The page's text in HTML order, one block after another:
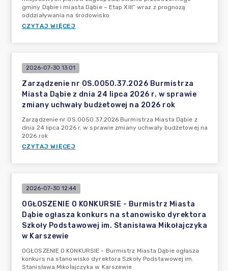
gminy Dąbie i miasta Dąbie – Etap XIII” wraz z prognozą
oddziaływania na środowisko
CZYTAJ WIĘCEJ
2026-07-30 13:01
Zarządzenie nr OS.0050.37.2026 Burmistrza
Miasta Dąbie z dnia 24 lipca 2026 r. w sprawie
zmiany uchwały budżetowej na 2026 rok
Zarządzenie nr OS.0050.37.2026 Burmistrza Miasta Dąbie z
dnia 24 lipca 2026 r. w sprawie zmiany uchwały budżetowej na
2026 rok
CZYTAJ WIĘCEJ
2026-07-30 12:44
OGŁOSZENIE O KONKURSIE - Burmistrz Miasta
Dąbie ogłasza konkurs na stanowisko dyrektora
Szkoły Podstawowej im. Stanisława Mikołajczyka
w Karszewie
OGŁOSZENIE O KONKURSIE - Burmistrz Miasta Dąbie ogłasza
konkurs na stanowisko dyrektora Szkoły Podstawowej im.
Stanisława Mikołajczyka w Karszewie